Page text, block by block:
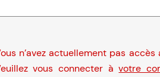
n’avez actuellement pas
vous connecter àvotre